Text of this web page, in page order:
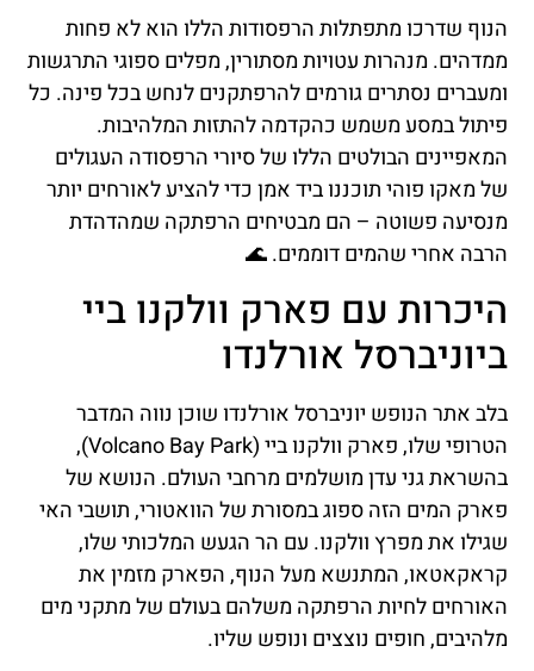
הנוף שדרכו מתפתלות הרפסודות הללו הוא לא פחות
ממדהים. מנהרות עטויות מסתורין, מפלים ספוגי התרגשות
ומעברים נסתרים גורמים להרפתקנים לנחש בכל פינה. כל
פיתול במסע משמש כהקדמה להתזות המלהיבות.
המאפיינים הבולטים הללו של סיורי הרפסודה העגולים
של מאקו פוהי תוכננו ביד אמן כדי להציע לאורחים יותר
מנסיעה פשוטה – הם מבטיחים הרפתקה שמהדהדת
הרבה אחרי שהמים דוממים. 🌊
היכרות עם פארק וולקנו ביי
ביוניברסל אורלנדו
בלב אתר הנופש יוניברסל אורלנדו שוכן נווה המדבר
הטרופי שלו, פארק וולקנו ביי (Volcano Bay Park),
בהשראת גני עדן מושלמים מרחבי העולם. הנושא של
פארק המים הזה ספוג במסורת של הוואטורי, תושבי האי
שגילו את מפרץ וולקנו. עם הר הגעש המלכותי שלו,
קראקאטאו, המתנשא מעל הנוף, הפארק מזמין את
האורחים לחיות הרפתקה משלהם בעולם של מתקני מים
מלהיבים, חופים נוצצים ונופש שליו.